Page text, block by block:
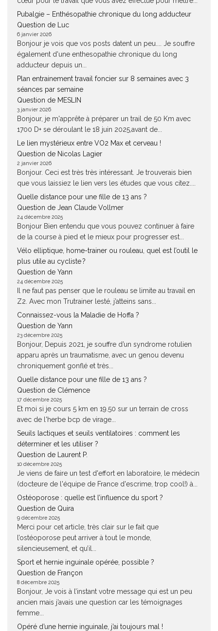
Pubalgie – Enthésopathie chronique du long adducteur
Question de Luc
6 janvier 2026
Bonjour je vois que vos posts datent un peu.... Je souffre
également d'une enthesopathie chronique du long
adducteur depuis un...
Plan entrainement travail foncier sur 8 semaines avec 3
séances par semaine
Question de MESLIN
3 janvier 2026
Bonjour, je m'apprête à préparer un trail de 50 Km avec
1700 D+ se déroulant le 18 juin 2025,avant de...
Le lien mystérieux entre VO2 Max et cerveau !
Question de Nicolas Lagier
2 janvier 2026
Bonjour. Ceci est très très intéressant. Je trouverais bien
que vous laissiez le lien vers les études que vous citez....
Quelle distance pour une fille de 13 ans ?
Question de Jean Claude Vollmer
24 décembre 2025
Bonjour Bien entendu que vous pouvez continuer à faire
de la course à pied et le mieux pour progresser est...
Vélo elliptique, home-trainer ou rouleau, quel est l’outil le
plus utile au cycliste ?
Question de Yann
24 décembre 2025
Il ne faut pas penser que le rouleau se limite au travail en
Z2. Avec mon Trutrainer lesté, j’atteins sans...
Connaissez-vous la Maladie de Hoffa ?
Question de Yann
23 décembre 2025
Bonjour, Depuis 2021, je souffre d’un syndrome rotulien
apparu après un traumatisme, avec un genou devenu
chroniquement gonflé et très...
Quelle distance pour une fille de 13 ans ?
Question de Clémence
17 décembre 2025
Et moi si je cours 5 km en 19.50 sur un terrain de cross
avec de l'herbe bcp de virage...
Seuils lactiques et seuils ventilatoires : comment les
déterminer et les utiliser ?
Question de Laurent P.
10 décembre 2025
Je viens de faire un test d'effort en laboratoire, le médecin
(docteure de l'équipe de France d'escrime, trop cool!) à...
Ostéoporose : quelle est l’influence du sport ?
Question de Quira
9 décembre 2025
Merci pour cet article, très clair sur le fait que
l’ostéoporose peut arriver à tout le monde,
silencieusement, et qu’il...
Sport et hernie inguinale opérée, possible ?
Question de Françon
8 décembre 2025
Bonjour, Je vois à l’instant votre message qui est un peu
ancien mais j’avais une question car les témoignages
femme...
Opéré d’une hernie inguinale, j’ai toujours mal !